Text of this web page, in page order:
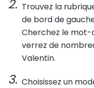
Trouvez la
de bord de
Cherchez le mot-
verrez de
Valentin.
Choisissez un